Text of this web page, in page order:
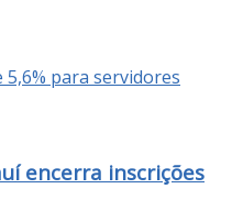
encerra inscrições